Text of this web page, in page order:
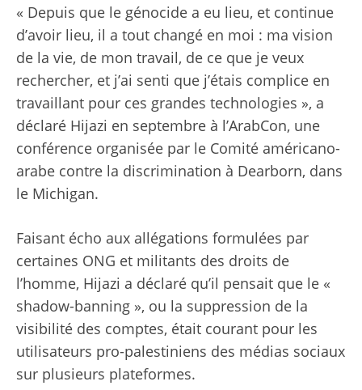
« Depuis que le génocide a eu lieu, et continue
d’avoir lieu, il a tout changé en moi : ma vision
de la vie, de mon travail, de ce que je veux
rechercher, et j’ai senti que j’étais complice en
travaillant pour ces grandes technologies », a
déclaré Hijazi en septembre à l’ArabCon, une
conférence organisée par le Comité américano-
arabe contre la discrimination à Dearborn, dans
le Michigan.
Faisant écho aux allégations formulées par
certaines ONG et militants des droits de
l’homme, Hijazi a déclaré qu’il pensait que le «
shadow-banning », ou la suppression de la
visibilité des comptes, était courant pour les
utilisateurs pro-palestiniens des médias sociaux
sur plusieurs plateformes.